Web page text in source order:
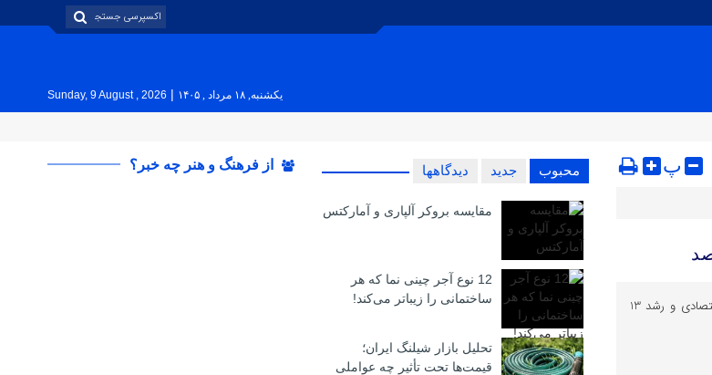
یکشنبه, ۱۸ مرداد , ۱۴۰۵ |
Sunday, 9 August , 2026
پ
نایب‌رئیس اتاق ایران الزامات تحقق رشد 8 درصدی اقتصادی و رشد 13
محبوب جدید دیدگاهها
مقایسه بروکر آلپاری و آمارکتس
12 نوع آجر چینی نما که هر
ساختمانی را زیباتر می‌کند!
تحلیل بازار شیلنگ ایران؛
قیمت‌ها تحت تأثیر چه عواملی
از فرهنگ و هنر چه خبر؟